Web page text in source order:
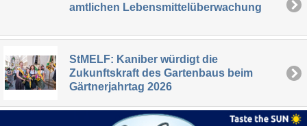
amtlichen Lebensmittelüberwachung
StMELF: Kaniber würdigt die
Zukunftskraft des Gartenbaus beim
Gärtnerjahrtag 2026